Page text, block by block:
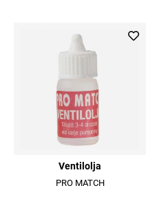
Ventilolja
PRO MATCH